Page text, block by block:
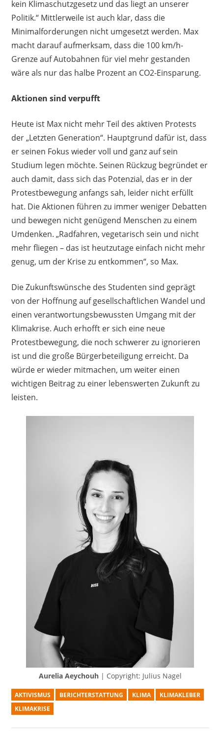
kein Klimaschutzgesetz und das liegt an unserer
Politik.“ Mittlerweile ist auch klar, dass die
Minimalforderungen nicht umgesetzt werden. Max
macht darauf aufmerksam, dass die 100 km/h-
Grenze auf Autobahnen für viel mehr gestanden
wäre als nur das halbe Prozent an CO2-Einsparung.
Aktionen sind verpufft
Heute ist Max nicht mehr Teil des aktiven Protests
der „Letzten Generation“. Hauptgrund dafür ist, dass
er seinen Fokus wieder voll und ganz auf sein
Studium legen möchte. Seinen Rückzug begründet er
auch damit, dass sich das Potenzial, das er in der
Protestbewegung anfangs sah, leider nicht erfüllt
hat. Die Aktionen führen zu immer weniger Debatten
und bewegen nicht genügend Menschen zu einem
Umdenken. „Radfahren, vegetarisch sein und nicht
mehr fliegen – das ist heutzutage einfach nicht mehr
genug, um der Krise zu entkommen“, so Max.
Die Zukunftswünsche des Studenten sind geprägt
von der Hoffnung auf gesellschaftlichen Wandel und
einen verantwortungsbewussten Umgang mit der
Klimakrise. Auch erhofft er sich eine neue
Protestbewegung, die noch schwerer zu ignorieren
ist und die große Bürgerbeteiligung erreicht. Da
würde er wieder mitmachen, um weiter einen
wichtigen Beitrag zu einer lebenswerten Zukunft zu
leisten.
Aurelia Aeychouh| Copyright: Julius Nagel
AKTIVISMUS BERICHTERSTATTUNG KLIMA
KLIMAKLEBER
KLIMAKRISE